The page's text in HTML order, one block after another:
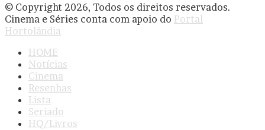
© Copyright 2026, Todos os direitos reservados.
Cinema e Séries conta com apoio do Portal
Hortolândia
HOME
Notícias
Cinema
Resenhas
Lista
Seriado
HQ/Livros